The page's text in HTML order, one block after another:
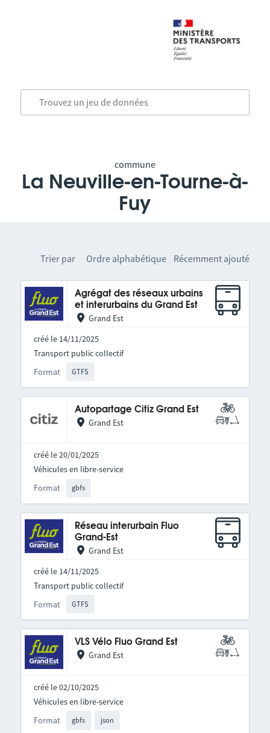
commune
La Neuville-en-Tourne-à-
Fuy
Trier par Ordre alphabétique Récemment ajouté
Agrégat des réseaux urbains
et interurbains du Grand Est
Grand Est
créé le 14/11/2025
Format GTFS
Transport public collectif
Autopartage Citiz Grand Est
Grand Est
créé le 20/01/2025
Format gbfs
Véhicules en libre-service
Réseau interurbain Fluo
Grand-Est
Grand Est
créé le 14/11/2025
Format GTFS
Transport public collectif
VLS Vélo Fluo Grand Est
Grand Est
créé le 02/10/2025
Format gbfs json
Véhicules en libre-service